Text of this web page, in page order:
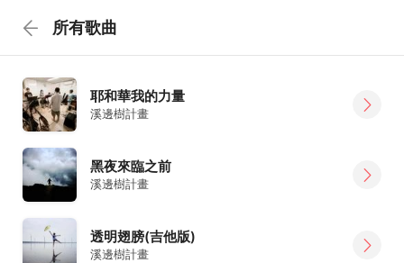
所有歌曲
耶和華我的力量
溪邊樹計畫
黑夜來臨之前
溪邊樹計畫
透明翅膀(吉他版)
溪邊樹計畫